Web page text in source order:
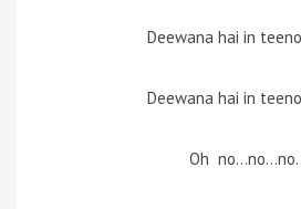
Deewana hai in
Deewana hai in
Oh